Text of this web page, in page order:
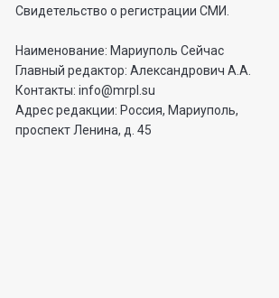
Свидетельство о регистрации СМИ.
Наименование: Мариуполь Сейчас
Главный редактор: Александрович А.А.
Контакты: info@mrpl.su
Адрес редакции: Россия, Мариуполь,
проспект Ленина, д. 45